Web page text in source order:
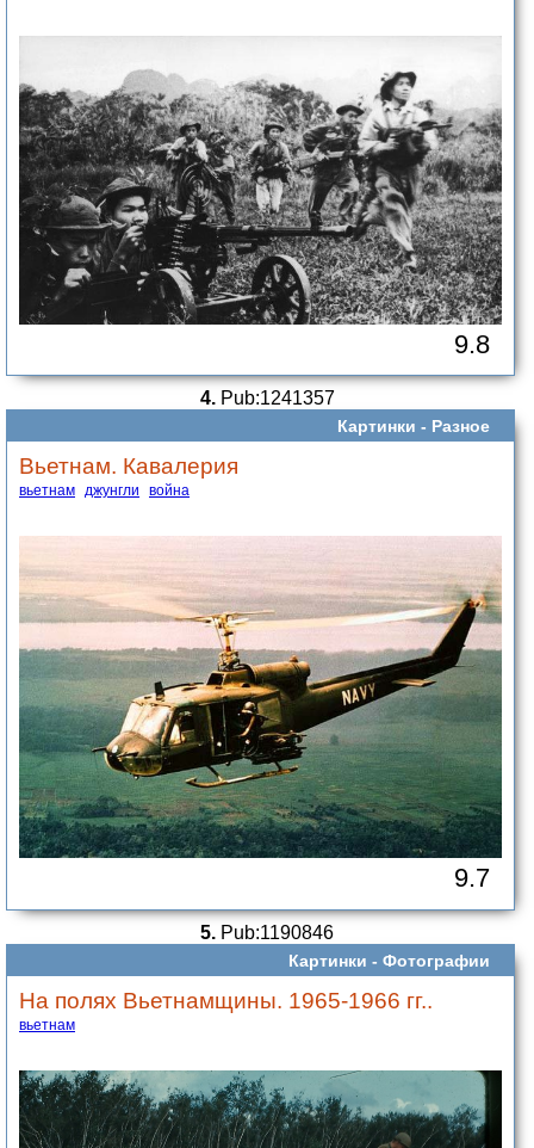
9.8
4.Pub:1241357
Картинки - Разное
Вьетнам. Кавалерия
вьетнам джунгли война
9.7
5. Pub:1190846
Картинки - Фотографии
На полях Вьетнамщины. 1965-1966 гг..
вьетнам